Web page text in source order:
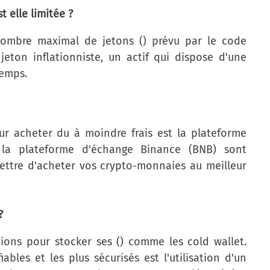
elle limitée ?
maximal de jetons () prévu par le code
inflationniste, un actif qui dispose d'une
acheter du à moindre frais est la plateforme
plateforme d'échange Binance (BNB) sont
d'acheter vos crypto-monnaies au meilleur
pour stocker ses () comme les cold wallet.
et les plus sécurisés est l'utilisation d'un